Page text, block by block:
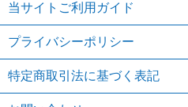
当サイトご利用ガイド
プライバシーポリシー
特定商取引法に基づく表記